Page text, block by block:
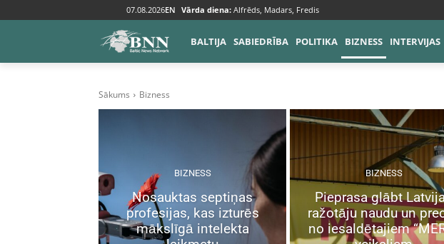
07.08.2026EN Vārda diena: Alfrēds, Madars, Fredis
BALTIJA SABIEDRĪBA POLITIKA BIZNESS INTERVIJAS
Sākums Bizness
BIZNESS
Nosauktas septiņas
profesijas, kas izturēs
mākslīgā intelekta
BIZNESS
Pieprasa glābt
ražotāju naudu un
no iesaldētajiem